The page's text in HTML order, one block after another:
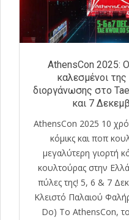
AthensCon 2025:
καλεσμένοι της
διοργάνωσης στο
και 7
AthensCon 2025 10
κόμικς και ποπ
μεγαλύτερη γιορτή
κουλτούρας στην
πύλες της! 5, 6 & 7
Κλειστό Παλαιού
Do) Το AthensCon,